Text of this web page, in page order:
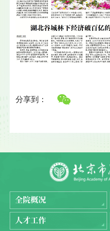
分享到：
全院概况
人才工作